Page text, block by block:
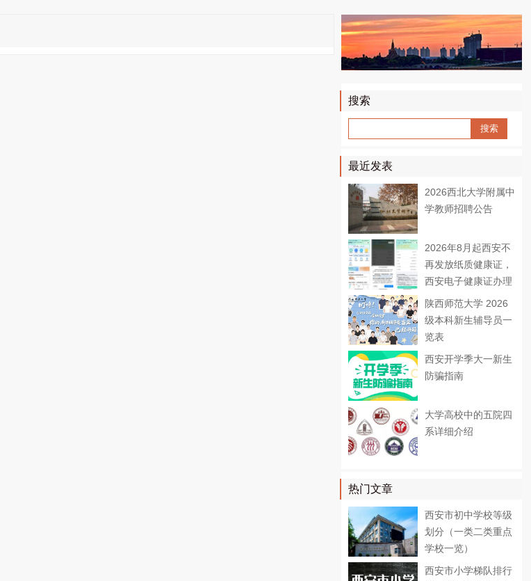
搜索
最近发表
2026西北大学附属中
学教师招聘公告
2026年8月起西安不
再发放纸质健康证，
西安电子健康证办理
攻略
陕西师范大学 2026
级本科新生辅导员一
览表
西安开学季大一新生
防骗指南
大学高校中的五院四
系详细介绍
热门文章
西安市初中学校等级
划分（一类二类重点
学校一览）
西安市小学梯队排行